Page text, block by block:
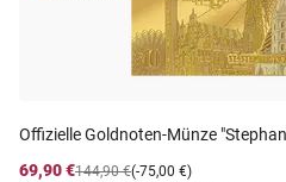
Offizielle Goldnoten-Münze
69,90 €
(-75,00 €)
144,90 €